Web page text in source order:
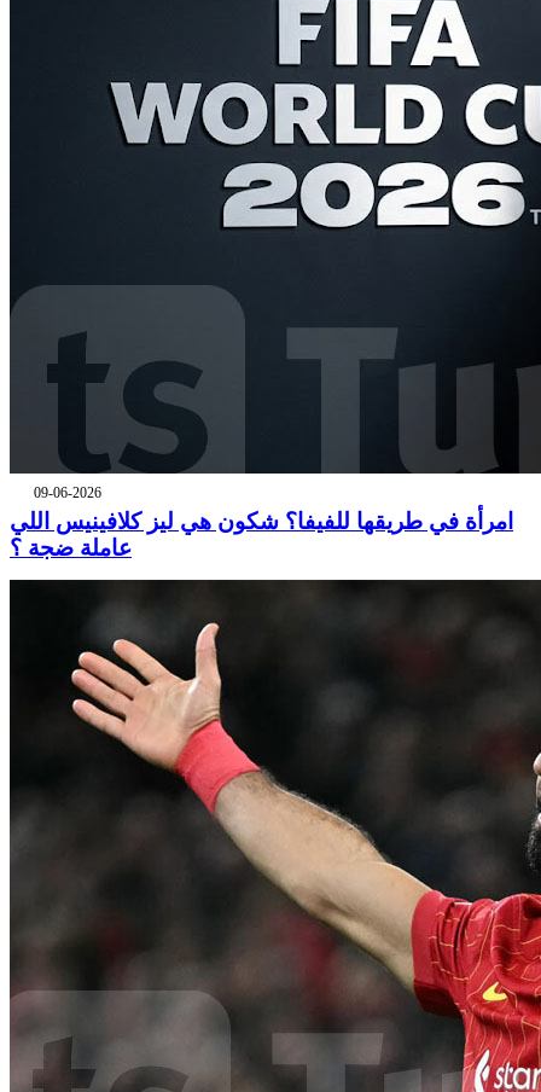
09-06-2026
امرأة في طريقها للفيفا؟ شكون هي ليز كلافينيس اللي
عاملة ضجة ؟